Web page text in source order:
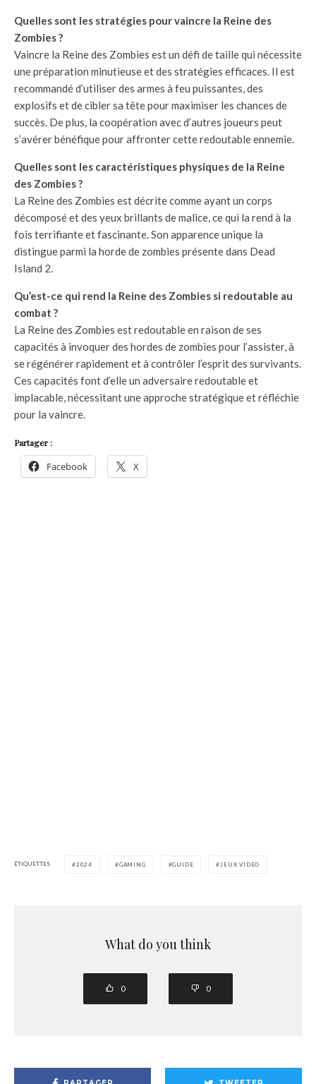
Quelles sont les stratégies pour vaincre la Reine des
Zombies ?
Vaincre la Reine des Zombies est un défi de taille qui nécessite
une préparation minutieuse et des stratégies efficaces. Il est
recommandé d’utiliser des armes à feu puissantes, des
explosifs et de cibler sa tête pour maximiser les chances de
succès. De plus, la coopération avec d’autres joueurs peut
s’avérer bénéfique pour affronter cette redoutable ennemie.
Quelles sont les caractéristiques physiques de la Reine
des Zombies ?
La Reine des Zombies est décrite comme ayant un corps
décomposé et des yeux brillants de malice, ce qui la rend à la
fois terrifiante et fascinante. Son apparence unique la
distingue parmi la horde de zombies présente dans Dead
Island 2.
Qu’est-ce qui rend la Reine des Zombies si redoutable au
combat ?
La Reine des Zombies est redoutable en raison de ses
capacités à invoquer des hordes de zombies pour l’assister, à
se régénérer rapidement et à contrôler l’esprit des survivants.
Ces capacités font d’elle un adversaire redoutable et
implacable, nécessitant une approche stratégique et réfléchie
pour la vaincre.
Partager :
Facebook X
ÉTIQUETTES 2024 GAMING GUIDE JEUX VIDEO
What do you think
0 0